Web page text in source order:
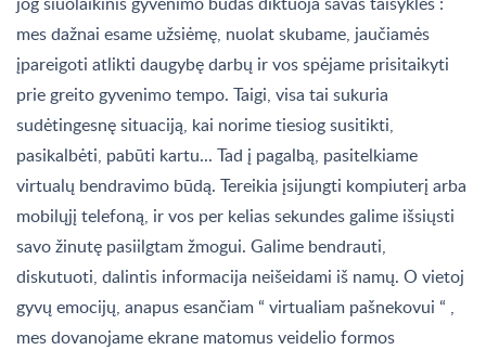
mes dažnai esame užsiėmę, nuolat skubame, jaučiamės
įpareigoti atlikti daugybę darbų ir vos spėjame prisitaikyti
prie greito gyvenimo tempo. Taigi, visa tai sukuria
sudėtingesnę situaciją, kai norime tiesiog susitikti,
pasikalbėti, pabūti kartu... Tad į pagalbą, pasitelkiame
virtualų bendravimo būdą. Tereikia įsijungti kompiuterį arba
mobilųjį telefoną, ir vos per kelias sekundes galime išsiųsti
savo žinutę pasiilgtam žmogui. Galime bendrauti,
diskutuoti, dalintis informacija neišeidami iš namų. O vietoj
gyvų emocijų, anapus esančiam “ virtualiam pašnekovui “ ,
mes dovanojame ekrane matomus veidelio formos